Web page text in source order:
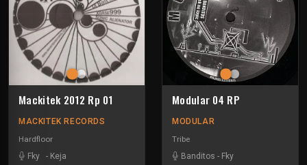
Mackitek 2012 Rp 01
MACKITEK RECORDS
Hardfloor
Fky
- Keja
Modular 04 RP
MODULAR
Tribe
Banditos - Fky